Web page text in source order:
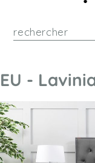
EU -
Skip
to
the
end
of